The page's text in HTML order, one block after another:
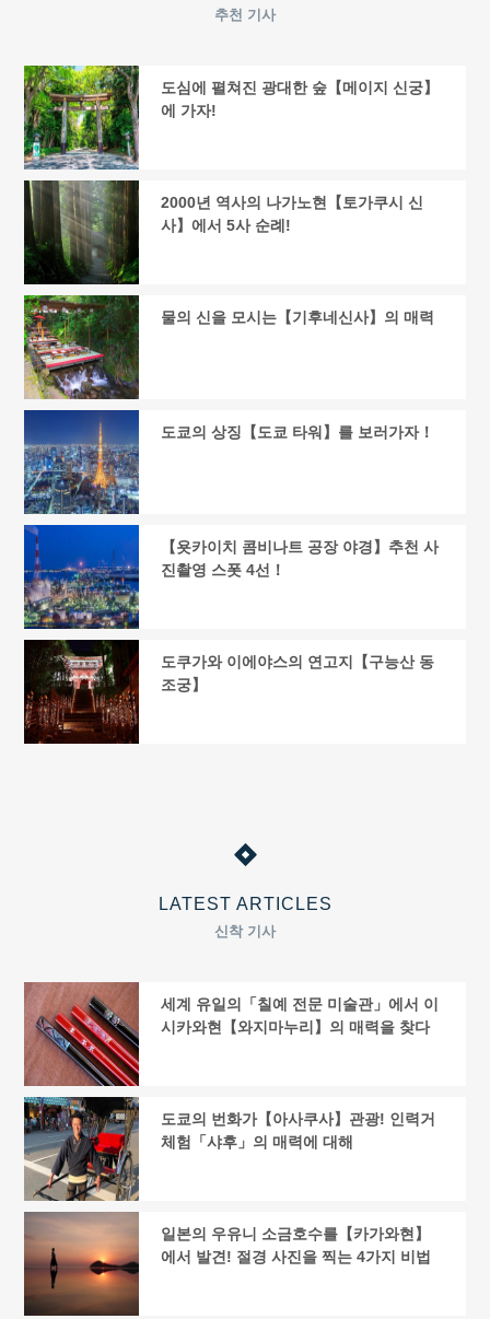
추천 기사
도심에 펼쳐진 광대한 숲【메이지 신궁】
에 가자!
2000년 역사의 나가노현【토가쿠시 신
사】에서 5사 순례!
물의 신을 모시는【기후네신사】의 매력
도쿄의 상징【도쿄 타워】를 보러가자！
【욧카이치 콤비나트 공장 야경】추천 사
진촬영 스폿 4선！
도쿠가와 이에야스의 연고지【구능산 동
조궁】
LATEST ARTICLES
신착 기사
세계 유일의「칠예 전문 미술관」에서 이
시카와현【와지마누리】의 매력을 찾다
도쿄의 번화가【아사쿠사】관광! 인력거
체험「샤후」의 매력에 대해
일본의 우유니 소금호수를【카가와현】
에서 발견! 절경 사진을 찍는 4가지 비법